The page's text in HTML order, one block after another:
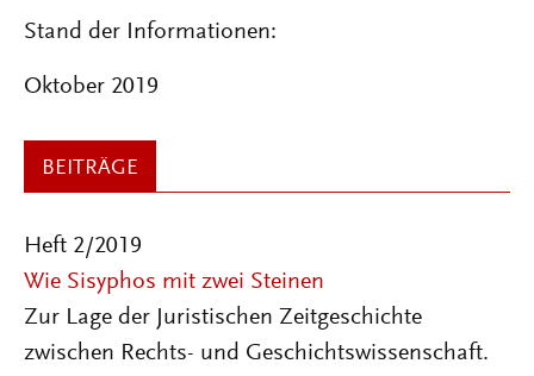
Stand der Informationen:
Oktober 2019
BEITRÄGE
Heft 2/2019
Wie Sisyphos mit zwei Steinen
Zur Lage der Juristischen Zeitgeschichte
zwischen Rechts- und Geschichtswissenschaft.